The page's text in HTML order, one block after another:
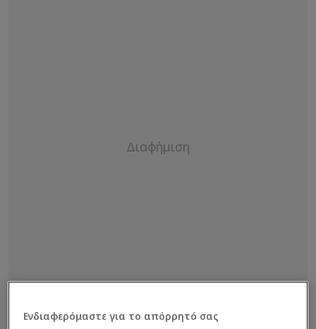
Ενδιαφερόμαστε για το απόρρητό σας